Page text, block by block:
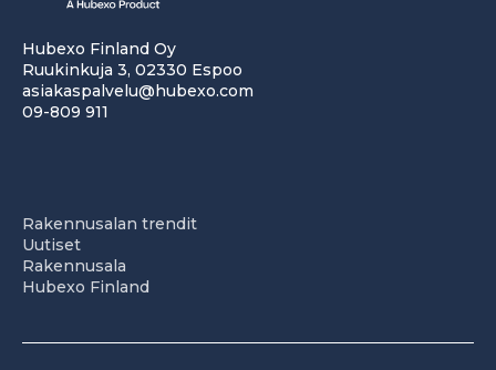
Hubexo Finland Oy
Ruukinkuja 3, 02330 Espoo
asiakaspalvelu@hubexo.com
09-809 911
Rakennusalan trendit
Uutiset
Rakennusala
Hubexo Finland